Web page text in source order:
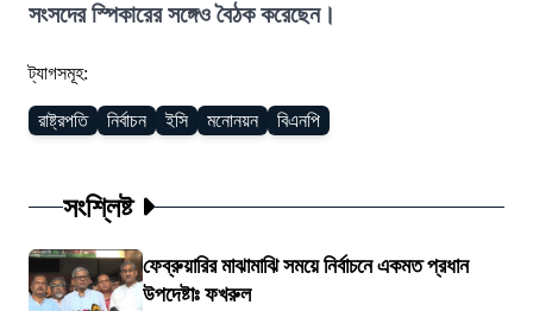
সংসদের স্পিকারের সঙ্গেও বৈঠক করেছেন।
ট্যাগসমূহ:
রাষ্ট্রপতি নির্বাচন ইসি মনোনয়ন বিএনপি
সংশ্লিষ্ট
ফেব্রুয়ারির মাঝামাঝি সময়ে নির্বাচনে একমত প্রধান
উপদেষ্টাঃ ফখরুল